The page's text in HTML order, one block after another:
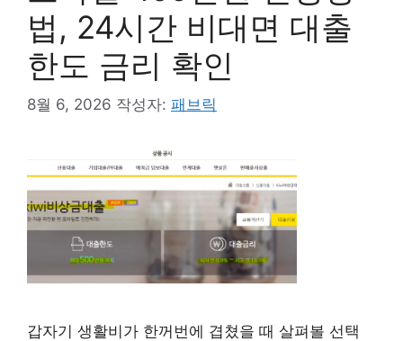
법, 24시간 비대면 대출
한도 금리 확인
8월 6, 2026 작성자: 패브릭
갑자기 생활비가 한꺼번에 겹쳤을 때 살펴볼 선택